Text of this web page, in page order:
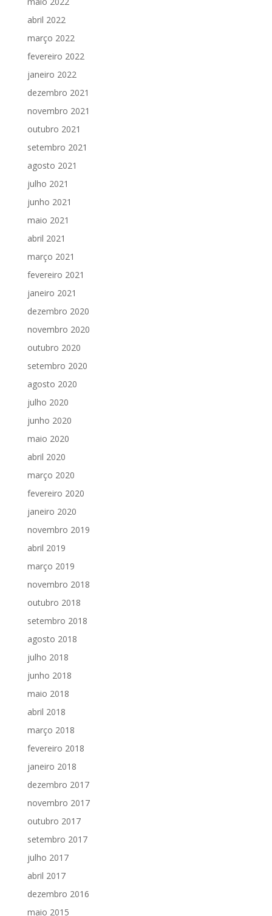
abril 2022
março 2022
fevereiro 2022
janeiro 2022
dezembro 2021
novembro 2021
outubro 2021
setembro 2021
agosto 2021
julho 2021
junho 2021
maio 2021
abril 2021
março 2021
fevereiro 2021
janeiro 2021
dezembro 2020
novembro 2020
outubro 2020
setembro 2020
agosto 2020
julho 2020
junho 2020
maio 2020
abril 2020
março 2020
fevereiro 2020
janeiro 2020
novembro 2019
abril 2019
março 2019
novembro 2018
outubro 2018
setembro 2018
agosto 2018
julho 2018
junho 2018
maio 2018
abril 2018
março 2018
fevereiro 2018
janeiro 2018
dezembro 2017
novembro 2017
outubro 2017
setembro 2017
julho 2017
abril 2017
dezembro 2016
maio 2015